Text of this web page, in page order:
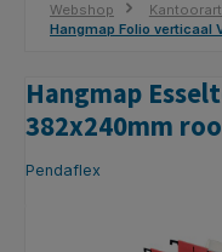
Webshop
Hangmap Folio verticaal
Hangmap
382x240mm
Pendaflex
Afbeeldingengalerij